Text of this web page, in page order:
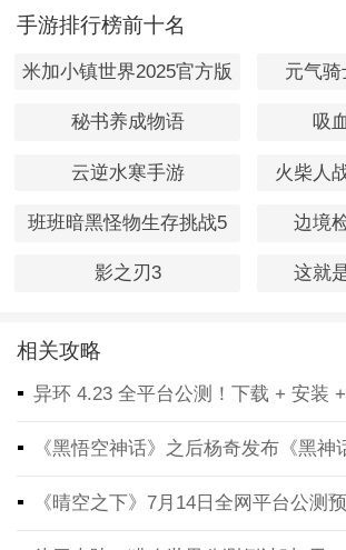
手游排行榜前十名
米加小镇世界2025官方版 元气
秘书养成物语 吸
云逆水寒手游 火柴人
班班暗黑怪物生存挑战5 边境
影之刃3 这就
相关攻略
异环 4.23 全平台公测！下载 + 安装
《黑悟空神话》之后杨奇发布《黑
《晴空之下》7月14日全网平台公测